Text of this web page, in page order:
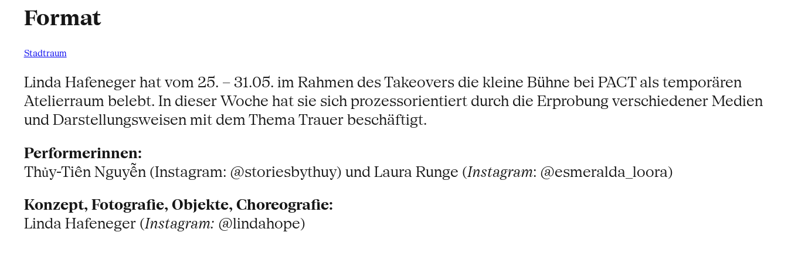
Format
Stadtraum
Linda Hafeneger hat vom 25. – 31.05. im Rahmen des Takeovers die kleine Bühne bei PACT als temporären
Atelierraum belebt. In dieser Woche hat sie sich prozessorientiert durch die Erprobung verschiedener Medien
und Darstellungsweisen mit dem Thema Trauer beschäftigt.
Performerinnen:
Thủy-Tiên Nguyễn (Instagram: @storiesbythuy) und Laura Runge (Instagram: @esmeralda_loora)
Konzept, Fotografie, Objekte, Choreografie:
Linda Hafeneger (Instagram: @lindahope)